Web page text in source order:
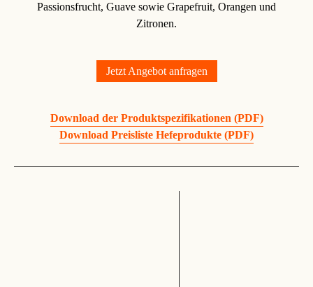
Passionsfrucht, Guave sowie Grapefruit, Orangen und
Zitronen.
Jetzt Angebot anfragen
Download der Produktspezifikationen (PDF)
Download Preisliste Hefeprodukte (PDF)